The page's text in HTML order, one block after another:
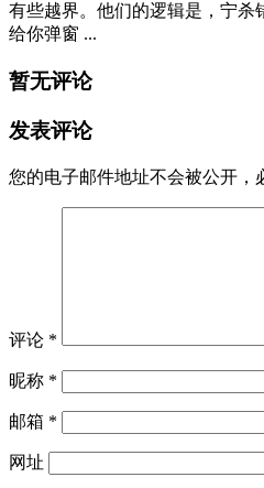
有些越界。他们的逻辑是，宁杀
给你弹窗 ...
暂无评论
发表评论
您的电子邮件地址不会被公开，
评论 *
昵称 *
邮箱 *
网址